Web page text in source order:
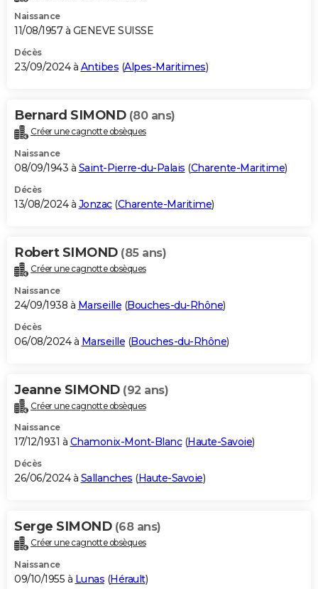
Naissance
11/08/1957 à GENEVE SUISSE
Décès
23/09/2024 à Antibes (Alpes-Maritimes)
Bernard SIMOND (80 ans)
Créer une cagnotte obsèques
Naissance
08/09/1943 à Saint-Pierre-du-Palais (Charente-Maritime)
Décès
13/08/2024 à Jonzac(Charente-Maritime)
Robert SIMOND (85 ans)
Créer une cagnotte obsèques
Naissance
24/09/1938 à Marseille (Bouches-du-Rhône)
Décès
06/08/2024 à Marseille (Bouches-du-Rhône)
Jeanne SIMOND (92 ans)
Créer une cagnotte obsèques
Naissance
17/12/1931 à Chamonix-Mont-Blanc(Haute-Savoie)
Décès
26/06/2024 à Sallanches (Haute-Savoie)
Serge SIMOND (68 ans)
Créer une cagnotte obsèques
Naissance
09/10/1955 à Lunas (Hérault)